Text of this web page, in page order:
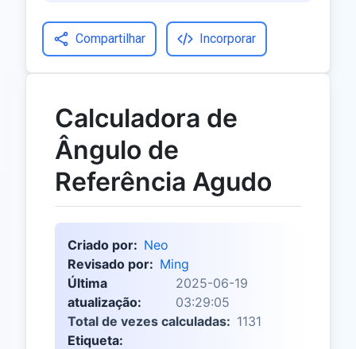
Compartilhar Incorporar
Calculadora de
Ângulo de
Referência Agudo
Criado por: Neo
Revisado por: Ming
Última
atualização:
2025-06-19
03:29:05
Total de vezes calculadas: 1131
Etiqueta: